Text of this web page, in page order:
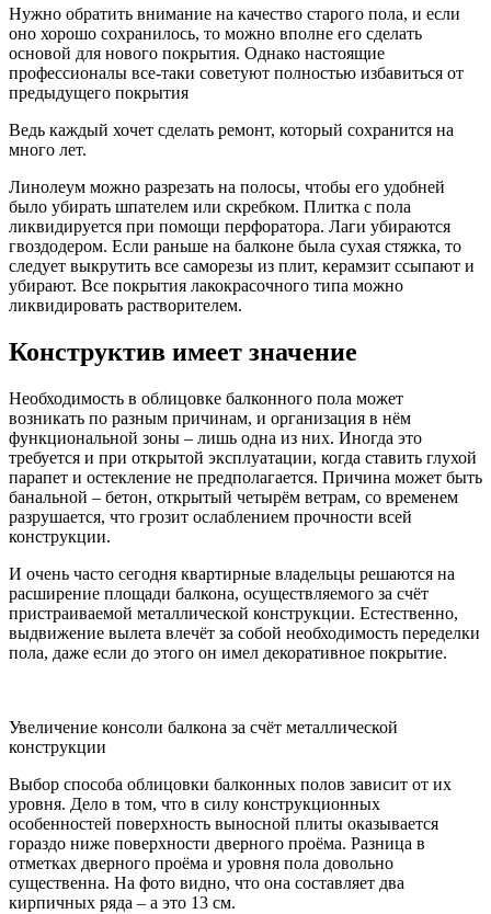
Нужно обратить внимание на качество старого пола, и если
оно хорошо сохранилось, то можно вполне его сделать
основой для нового покрытия. Однако настоящие
профессионалы все-таки советуют полностью избавиться от
предыдущего покрытия
Ведь каждый хочет сделать ремонт, который сохранится на
много лет.
Линолеум можно разрезать на полосы, чтобы его удобней
было убирать шпателем или скребком. Плитка с пола
ликвидируется при помощи перфоратора. Лаги убираются
гвоздодером. Если раньше на балконе была сухая стяжка, то
следует выкрутить все саморезы из плит, керамзит ссыпают и
убирают. Все покрытия лакокрасочного типа можно
ликвидировать растворителем.
Конструктив имеет значение
Необходимость в облицовке балконного пола может
возникать по разным причинам, и организация в нём
функциональной зоны – лишь одна из них. Иногда это
требуется и при открытой эксплуатации, когда ставить глухой
парапет и остекление не предполагается. Причина может быть
банальной – бетон, открытый четырём ветрам, со временем
разрушается, что грозит ослаблением прочности всей
конструкции.
И очень часто сегодня квартирные владельцы решаются на
расширение площади балкона, осуществляемого за счёт
пристраиваемой металлической конструкции. Естественно,
выдвижение вылета влечёт за собой необходимость переделки
пола, даже если до этого он имел декоративное покрытие.
Увеличение консоли балкона за счёт металлической
конструкции
Выбор способа облицовки балконных полов зависит от их
уровня. Дело в том, что в силу конструкционных
особенностей поверхность выносной плиты оказывается
гораздо ниже поверхности дверного проёма. Разница в
отметках дверного проёма и уровня пола довольно
существенна. На фото видно, что она составляет два
кирпичных ряда – а это 13 см.